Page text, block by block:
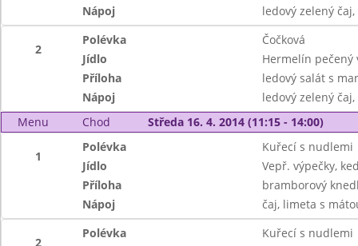
Nápoj
ledový zelený
2
Polévka
Čočková
Jídlo
Hermelín pečený
Příloha
ledový salát s
Nápoj
ledový zelený
Menu
Chod Středa 16. 4. 2014 (11:15 - 14:00)
1
Polévka
Kuřecí s nudlemi
Jídlo
Vepř. výpečky,
Příloha
bramborový
Nápoj
čaj, limeta s
2
Polévka
Kuřecí s nudlemi